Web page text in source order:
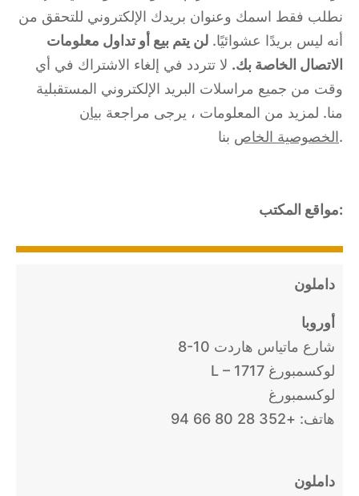
نطلب فقط اسمك وعنوان بريدك الإلكتروني للتحقق من
أنه ليس بريدًا عشوائيًا. لن يتم بيع أو تداول معلومات
الاتصال الخاصة بك. لا تتردد في إلغاء الاشتراك في أي
وقت من جميع مراسلات البريد الإلكتروني المستقبلية
منا. لمزيد من المعلومات ، يرجى مراجعة بيان
الخصوصية الخاصبنا.
مواقع المكتب:
داملون
أوروبا
8-10 شارع ماتياس هاردت
L – 1717 لوكسمبورغ
لوكسمبورغ
هاتف: +352 28 80 66 94
داملون